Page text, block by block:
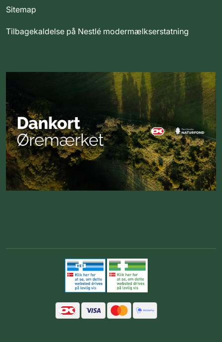
Sitemap
Tilbagekaldelse på Nestlé modermælkserstatning